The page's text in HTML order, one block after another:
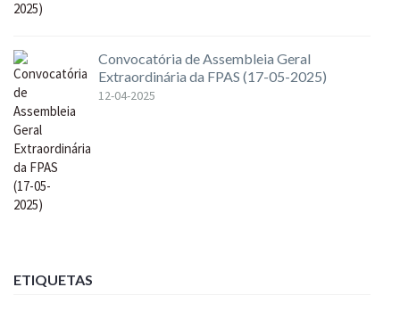
Convocatória de Assembleia Geral
Extraordinária da FPAS (17-05-2025)
12-04-2025
ETIQUETAS